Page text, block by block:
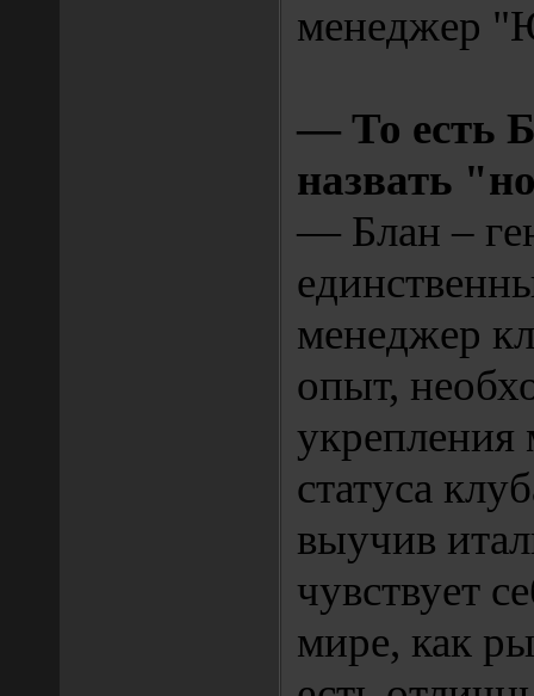
менеджер
— То есть
назвать
— Блан –
менеджер
опыт,
статуса
выучив
чувствует
мире, как